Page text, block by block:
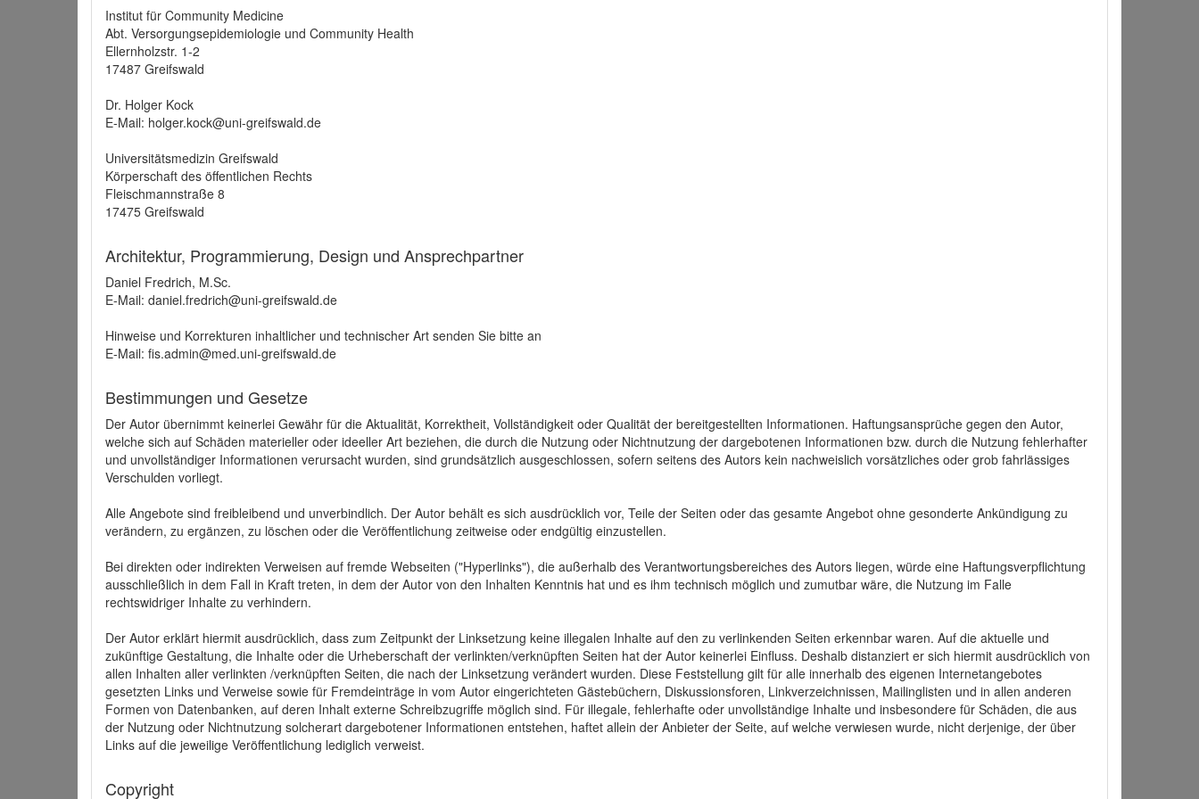
Institut für Community Medicine
Abt. Versorgungsepidemiologie und Community Health
Ellernholzstr. 1-2
17487 Greifswald
Dr. Holger Kock
E-Mail: holger.kock@uni-greifswald.de
Universitätsmedizin Greifswald
Körperschaft des öffentlichen Rechts
Fleischmannstraße 8
17475 Greifswald
Architektur, Programmierung, Design und Ansprechpartner
Daniel Fredrich, M.Sc.
E-Mail: daniel.fredrich@uni-greifswald.de
Hinweise und Korrekturen inhaltlicher und technischer Art senden Sie bitte an
E-Mail: fis.admin@med.uni-greifswald.de
Bestimmungen und Gesetze
Der Autor übernimmt keinerlei Gewähr für die Aktualität, Korrektheit, Vollständigkeit oder Qualität der bereitgestellten Informationen. Haftungsansprüche gegen den Autor,
welche sich auf Schäden materieller oder ideeller Art beziehen, die durch die Nutzung oder Nichtnutzung der dargebotenen Informationen bzw. durch die Nutzung fehlerhafter
und unvollständiger Informationen verursacht wurden, sind grundsätzlich ausgeschlossen, sofern seitens des Autors kein nachweislich vorsätzliches oder grob fahrlässiges
Verschulden vorliegt.
Alle Angebote sind freibleibend und unverbindlich. Der Autor behält es sich ausdrücklich vor, Teile der Seiten oder das gesamte Angebot ohne gesonderte Ankündigung zu
verändern, zu ergänzen, zu löschen oder die Veröffentlichung zeitweise oder endgültig einzustellen.
Bei direkten oder indirekten Verweisen auf fremde Webseiten ("Hyperlinks"), die außerhalb des Verantwortungsbereiches des Autors liegen, würde eine Haftungsverpflichtung
ausschließlich in dem Fall in Kraft treten, in dem der Autor von den Inhalten Kenntnis hat und es ihm technisch möglich und zumutbar wäre, die Nutzung im Falle
rechtswidriger Inhalte zu verhindern.
Der Autor erklärt hiermit ausdrücklich, dass zum Zeitpunkt der Linksetzung keine illegalen Inhalte auf den zu verlinkenden Seiten erkennbar waren. Auf die aktuelle und
zukünftige Gestaltung, die Inhalte oder die Urheberschaft der verlinkten/verknüpften Seiten hat der Autor keinerlei Einfluss. Deshalb distanziert er sich hiermit ausdrücklich von
allen Inhalten aller verlinkten /verknüpften Seiten, die nach der Linksetzung verändert wurden. Diese Feststellung gilt für alle innerhalb des eigenen Internetangebotes
gesetzten Links und Verweise sowie für Fremdeinträge in vom Autor eingerichteten Gästebüchern, Diskussionsforen, Linkverzeichnissen, Mailinglisten und in allen anderen
Formen von Datenbanken, auf deren Inhalt externe Schreibzugriffe möglich sind. Für illegale, fehlerhafte oder unvollständige Inhalte und insbesondere für Schäden, die aus
der Nutzung oder Nichtnutzung solcherart dargebotener Informationen entstehen, haftet allein der Anbieter der Seite, auf welche verwiesen wurde, nicht derjenige, der über
Links auf die jeweilige Veröffentlichung lediglich verweist.
Copyright